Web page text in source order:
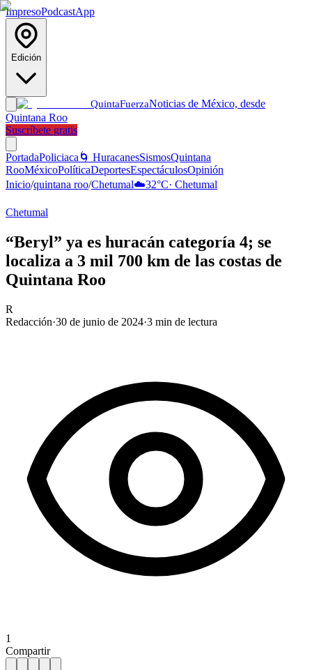
ImpresoPodcastApp
Edición
QuintaFuerzaNoticias de México, desde
Quintana Roo
Suscríbete gratis
PortadaPoliciaca 🌀 HuracanesSismosQuintana
RooMéxicoPolíticaDeportesEspectáculosOpinión
Inicio/quintana roo/Chetumal☁️32°C· Chetumal
Chetumal
“Beryl” ya es huracán categoría 4; se
localiza a 3 mil 700 km de las costas de
Quintana Roo
R
Redacción·30 de junio de 2024·3 min de lectura
1
Compartir